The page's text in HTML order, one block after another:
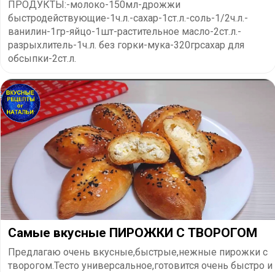
ПРОДУКТЫ:-молоко-150мл-дрожжи
быстродействующие-1ч.л.-сахар-1ст.л.-соль-1/2ч.л.-
ванилин-1гр-яйцо-1шт-растительное масло-2ст.л.-
разрыхлитель-1ч.л. без горки-мука-320грсахар для
обсыпки-2ст.л.
Самые вкусные ПИРОЖКИ С ТВОРОГОМ
Предлагаю очень вкусные,быстрые,нежные пирожки с
творогом.Тесто универсальное,готовится очень быстро и